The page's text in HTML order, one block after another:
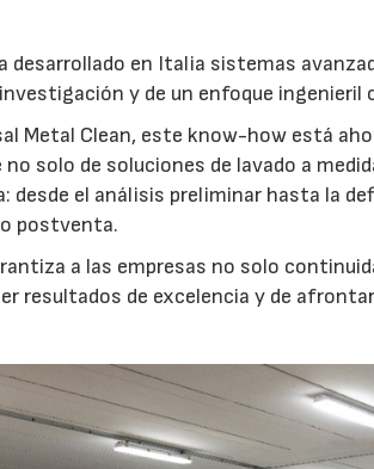
desarrollado en Italia sistemas
y de un enfoque ingenieril
Metal Clean, este know-how está
no solo de soluciones de lavado a
desde el análisis preliminar hasta la
postventa.
a las empresas no solo
resultados de excelencia y de